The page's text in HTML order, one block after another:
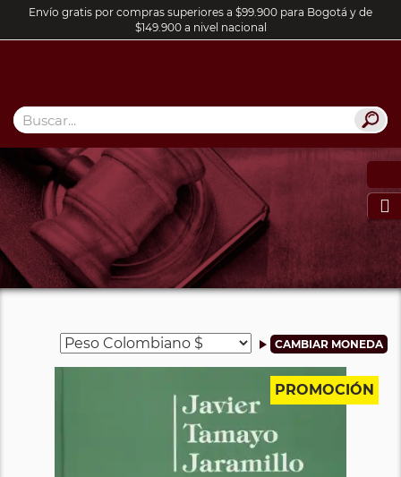
Envío gratis por compras superiores a $99.900 para Bogotá y de
$149.900 a nivel nacional

PROMOCIÓN